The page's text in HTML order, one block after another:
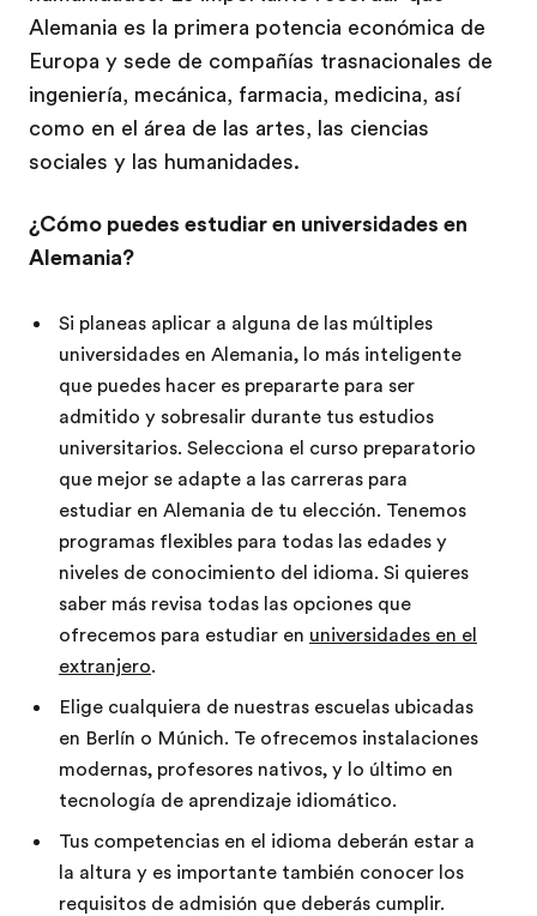
Alemania es la primera potencia económica de
Europa y sede de compañías trasnacionales de
ingeniería, mecánica, farmacia, medicina, así
como en el área de las artes, las ciencias
sociales y las humanidades.
¿Cómo puedes estudiar en universidades en
Alemania?
Si planeas aplicar a alguna de las múltiples
universidades en Alemania, lo más inteligente
que puedes hacer es prepararte para ser
admitido y sobresalir durante tus estudios
universitarios. Selecciona el curso preparatorio
que mejor se adapte a las carreras para
estudiar en Alemania de tu elección. Tenemos
programas flexibles para todas las edades y
niveles de conocimiento del idioma. Si quieres
saber más revisa todas las opciones que
ofrecemos para estudiar en universidades en el
extranjero.
Elige cualquiera de nuestras escuelas ubicadas
en Berlín o Múnich. Te ofrecemos instalaciones
modernas, profesores nativos, y lo último en
tecnología de aprendizaje idiomático.
Tus competencias en el idioma deberán estar a
la altura y es importante también conocer los
requisitos de admisión que deberás cumplir.